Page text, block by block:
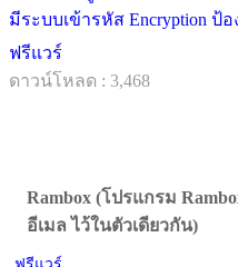
มีระบบเข้ารหัส Encryption ป้
ฟรีแวร์
ดาวน์โหลด : 3,468
Rambox (โปรแกรม
อีเมล ไว้ในตัวเดียวกัน)